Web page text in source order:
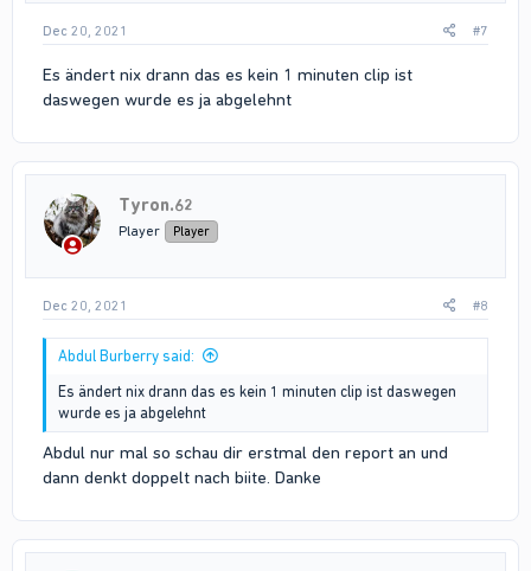
Dec 20, 2021 #7
Es ändert nix drann das es kein 1 minuten clip ist
daswegen wurde es ja abgelehnt
Tyron.62
Player Player
Dec 20, 2021 #8
Abdul Burberry said:
Es ändert nix drann das es kein 1 minuten clip ist daswegen
wurde es ja abgelehnt
Abdul nur mal so schau dir erstmal den report an und
dann denkt doppelt nach biite. Danke